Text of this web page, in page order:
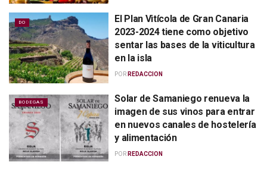
DO
El Plan Vitícola de Gran Canaria
2023-2024 tiene como objetivo
sentar las bases de la viticultura
en la isla
POR REDACCION
BODEGAS
Solar de Samaniego renueva la
imagen de sus vinos para entrar
en nuevos canales de hostelería
y alimentación
POR REDACCION